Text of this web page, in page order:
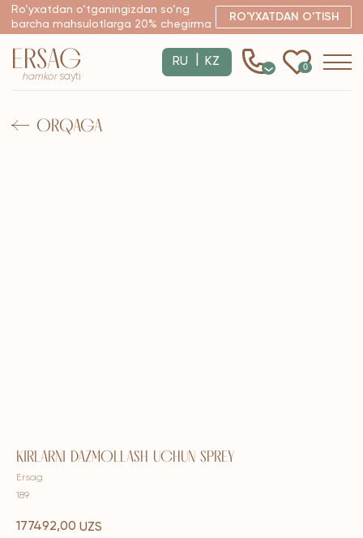
Ro‘yxatdan o‘tganingizdan so‘ng
barcha mahsulotlarga 20% chegirma
RO'YXATDAN O'TISH
0
ERSAG
hamkorsayti
ORQAGA
KIRLARNI DAZMOLLASH UCHUN SPREY
Ersag
189
177492,00 UZS